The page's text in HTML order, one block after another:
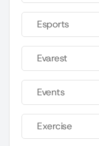
Esports
Evarest
Events
Exercise